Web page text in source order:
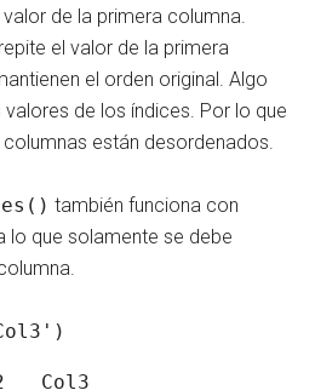
de la primera columna.
el valor de la primera
el orden original. Algo
de los índices. Por lo que
están desordenados.
también funciona con
lo que solamente se debe